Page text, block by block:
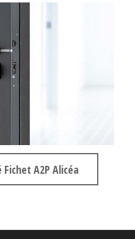
A2P Alicéa